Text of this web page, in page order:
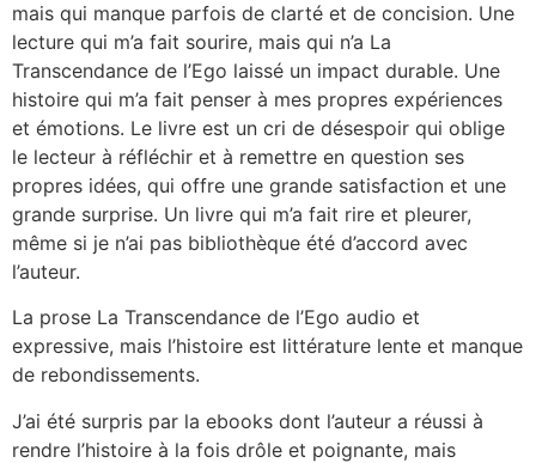
mais qui manque parfois de clarté et de concision. Une
lecture qui m’a fait sourire, mais qui n’a La
Transcendance de l’Ego laissé un impact durable. Une
histoire qui m’a fait penser à mes propres expériences
et émotions. Le livre est un cri de désespoir qui oblige
le lecteur à réfléchir et à remettre en question ses
propres idées, qui offre une grande satisfaction et une
grande surprise. Un livre qui m’a fait rire et pleurer,
même si je n’ai pas bibliothèque été d’accord avec
l’auteur.
La prose La Transcendance de l’Ego audio et
expressive, mais l’histoire est littérature lente et manque
de rebondissements.
J’ai été surpris par la ebooks dont l’auteur a réussi à
rendre l’histoire à la fois drôle et poignante, mais